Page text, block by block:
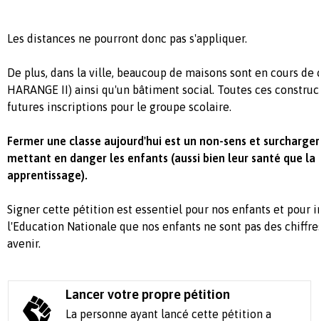
Les distances ne pourront donc pas s'appliquer.
De plus, dans la ville, beaucoup de maisons sont en cours
HARANGE II) ainsi qu'un bâtiment social. Toutes ces
futures inscriptions pour le groupe scolaire.
Fermer une classe aujourd'hui est un non-sens et
mettant en danger les enfants (aussi bien leur santé que
apprentissage).
Signer cette pétition est essentiel pour nos enfants et pour
l'Education Nationale que nos enfants ne sont pas des
avenir.
Lancer votre propre pétition
La personne ayant lancé cette pétition a